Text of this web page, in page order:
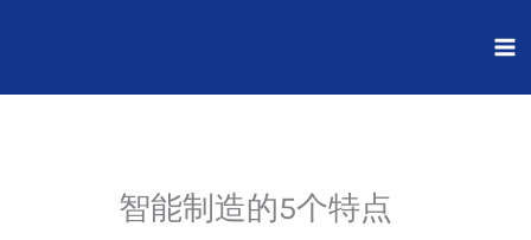
容
智能制造的5个特点